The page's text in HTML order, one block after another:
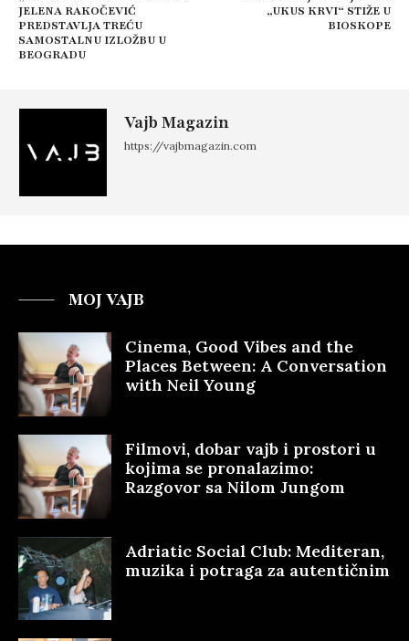
JELENA RAKOČEVIĆ
PREDSTAVLJA TREĆU
SAMOSTALNU IZLOŽBU U
BEOGRADU
„UKUS KRVI“ STIŽE U
BIOSKOPE
Vajb Magazin
https://vajbmagazin.com
MOJ VAJB
Cinema, Good Vibes and the
Places Between: A Conversation
with Neil Young
Filmovi, dobar vajb i prostori u
kojima se pronalazimo:
Razgovor sa Nilom Jungom
Adriatic Social Club: Mediteran,
muzika i potraga za autentičnim